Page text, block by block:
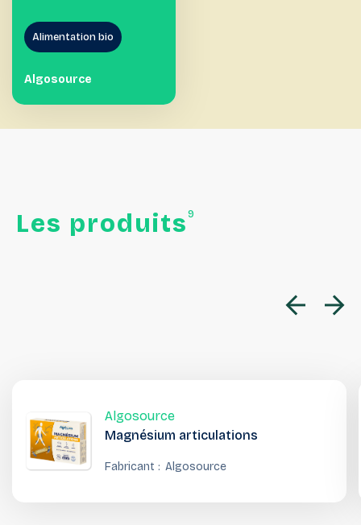
Alimentation bio
Algosource
Les produits 9
Algosource
Magnésium articulations
Fabricant : Algosource